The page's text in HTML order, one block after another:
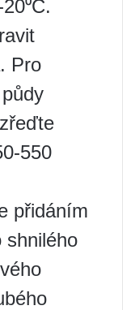
Pro
550
přidáním
shnilého